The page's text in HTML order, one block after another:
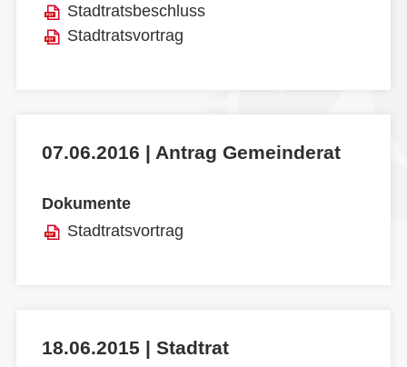
Stadtratsbeschluss
Stadtratsvortrag
07.06.2016 | Antrag Gemeinderat
Dokumente
Stadtratsvortrag
18.06.2015 | Stadtrat